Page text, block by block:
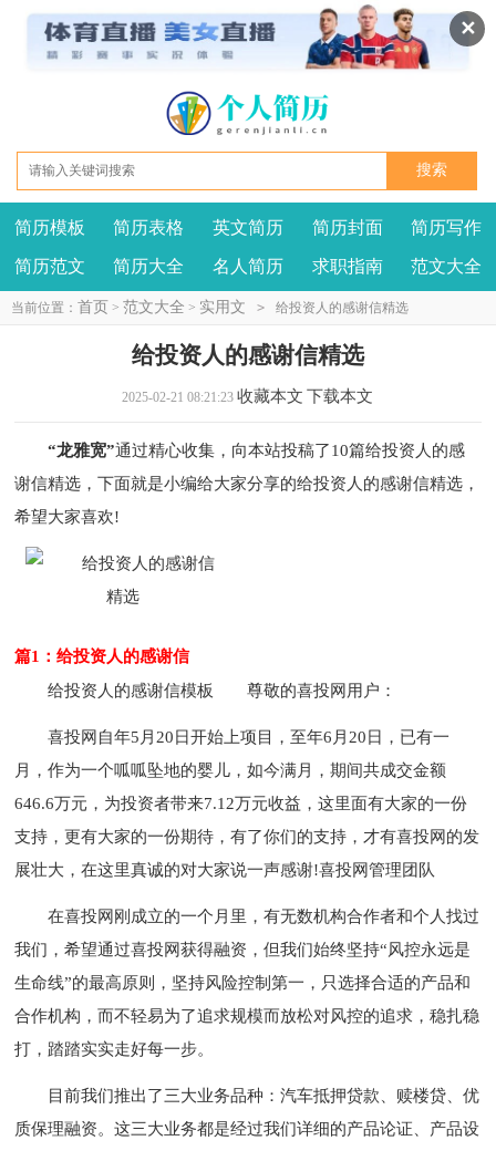
✕
我要投稿 投诉建议
简历模板 简历表格 英文简历 简历封面 简历写作
简历范文 简历大全 名人简历 求职指南 范文大全
当前位置： 首页 > 范文大全 > 实用文 > 给投资人的感谢信精选
给投资人的感谢信精选
2025-02-21 08:21:23 收藏本文 下载本文
“龙雅宽”通过精心收集，向本站投稿了10篇给投资人的感
谢信精选，下面就是小编给大家分享的给投资人的感谢信精选，
希望大家喜欢!
篇1：给投资人的感谢信
给投资人的感谢信模板
尊敬的喜投网用户：
喜投网自年5月20日开始上项目，至年6月20日，已有一
月，作为一个呱呱坠地的婴儿，如今满月，期间共成交金额
646.6万元，为投资者带来7.12万元收益，这里面有大家的一份
支持，更有大家的一份期待，有了你们的支持，才有喜投网的发
展壮大，在这里真诚的对大家说一声感谢!喜投网管理团队
在喜投网刚成立的一个月里，有无数机构合作者和个人找过
我们，希望通过喜投网获得融资，但我们始终坚持“风控永远是
生命线”的最高原则，坚持风险控制第一，只选择合适的产品和
合作机构，而不轻易为了追求规模而放松对风控的追求，稳扎稳
打，踏踏实实走好每一步。
目前我们推出了三大业务品种：汽车抵押贷款、赎楼贷、优
质保理融资。这三大业务都是经过我们详细的产品论证、产品设